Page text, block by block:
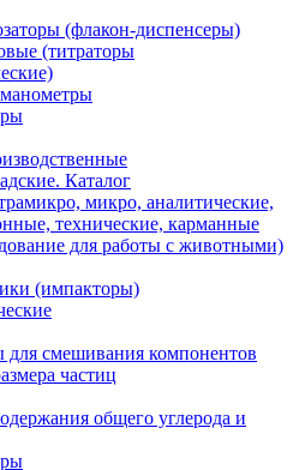
(флакон-диспенсеры)
(титраторы
Каталог
микро, аналитические,
технические, карманные
для работы с животными)
(импакторы)
для смешивания компонентов
частиц
общего углерода и